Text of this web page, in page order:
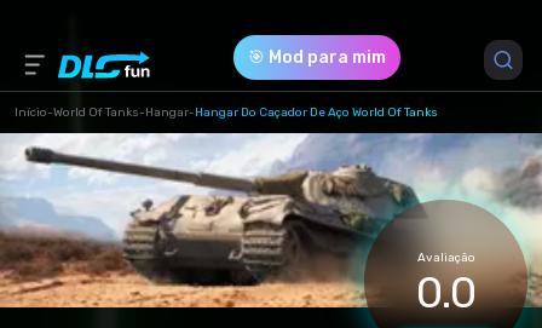
🎯 Mod para mim
Início-World Of Tanks-Hangar-Hangar Do Caçador De Aço World Of Tanks
Avaliação
0.0
Versão do Jogo *
1.23.0.1 (db211528b445c54ed0b247ffe83e5c5d.rar)
Download (3.18 Kb)